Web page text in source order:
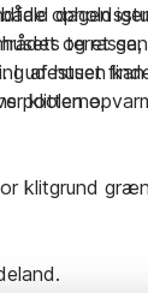
I udestuen
klitterne.
dagen
og et
af huset
poolen
klitgrund